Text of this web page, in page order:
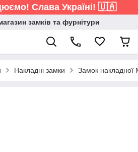
Слава Україні! 🇺🇦
замків та фурнітури
Накладні замки Замок накладної